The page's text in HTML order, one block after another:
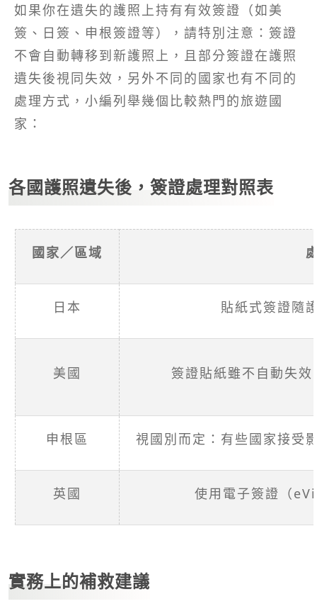
如果你在遺失的護照上持有有效簽證（如美
簽、日簽、申根簽證等），請特別注意：簽證
不會自動轉移到新護照上，且部分簽證在護照
遺失後視同失效，另外不同的國家也有不同的
處理方式，小編列舉幾個比較熱門的旅遊國
家：
各國護照遺失後，簽證處理對照表
國家／區域
日本 貼紙式簽證隨
美國 簽證貼紙雖不自動失
申根區 視國別而定：有些國家接受
英國 使用電子簽證（
實務上的補救建議